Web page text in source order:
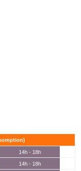
14h - 18h
14h - 18h